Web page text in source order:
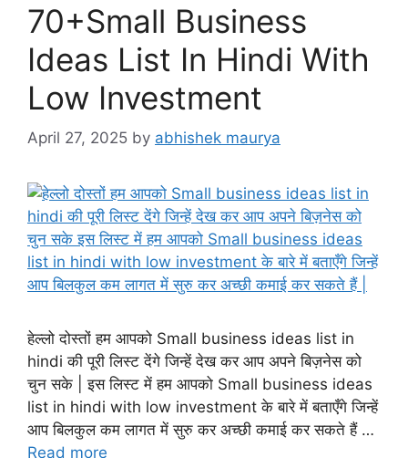
70+Small Business
Ideas List In Hindi With
Low Investment
April 27, 2025 by abhishek maurya
हेल्लो दोस्तों हम आपको Small business ideas list in
hindi की पूरी लिस्ट देंगे जिन्हें देख कर आप अपने बिज़नेस को
चुन सके | इस लिस्ट में हम आपको Small business ideas
list in hindi with low investment के बारे में बताएँगे जिन्हें
आप बिलकुल कम लागत में सुरु कर अच्छी कमाई कर सकते हैं …
Read more